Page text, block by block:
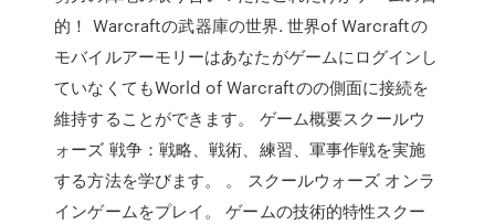
的！ Warcraftの武器庫の世界. 世界of Warcraftの
モバイルアーモリーはあなたがゲームにログインし
ていなくてもWorld of Warcraftのの側面に接続を
維持することができます。 ゲーム概要スクールウ
ォーズ 戦争：戦略、戦術、練習、軍事作戦を実施
する方法を学びます。 。 スクールウォーズ オンラ
インゲームをプレイ。 ゲームの技術的特性スクー